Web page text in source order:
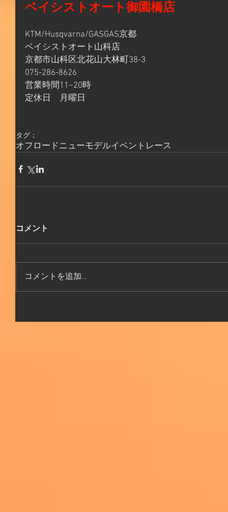
ベイシストオート御園橋店
KTM/Husqvarna/GASGAS京都
ベイシストオート山科店
京都市山科区北花山大林町38-3
075-286-8626
営業時間11~20時
定休日　月曜日
タグ：
オフロードニューモデルイベント レース
コメント
コメントを追加…